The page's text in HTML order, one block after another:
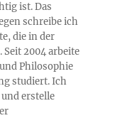
ist. Das
schreibe ich
die in der
Seit 2004 arbeite
Philosophie
studiert. Ich
erstelle